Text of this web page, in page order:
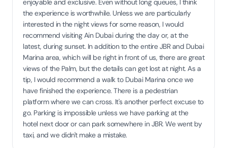
enjoyable and exclusive. Even without long queues, I think
the experience is worthwhile. Unless we are particularly
interested in the night views for some reason, I would
recommend visiting Ain Dubai during the day or, at the
latest, during sunset. In addition to the entire JBR and Dubai
Marina area, which will be right in front of us, there are great
views of the Palm, but the details can get lost at night. As a
tip, I would recommend a walk to Dubai Marina once we
have finished the experience. There is a pedestrian
platform where we can cross. It's another perfect excuse to
go. Parking is impossible unless we have parking at the
hotel next door or can park somewhere in JBR. We went by
taxi, and we didn't make a mistake.